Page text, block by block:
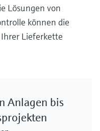
Lösungen von
können die
Lieferkette
Anlagen bis